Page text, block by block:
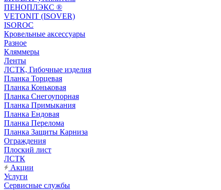
ПЕНОПЛЭКС ®
VETONIT (ISOVER)
ISOROC
Кровельные аксессуары
Разное
Кляммеры
Ленты
ЛСТК, Гибочные изделия
Планка Торцевая
Планка Коньковая
Планка Снегоупорная
Планка Примыкания
Планка Ендовая
Планка Перелома
Планка Защиты Карниза
Ограждения
Плоский лист
ЛСТК
Акции
Услуги
Сервисные службы